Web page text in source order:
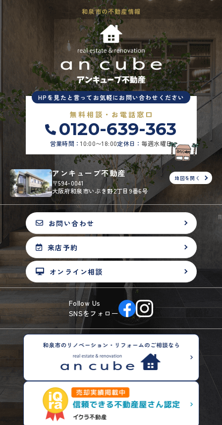
和泉市の不動産情報
HPを見たと言ってお気軽にお問い合わせください
無料相談・お電話窓口
0120-639-363
営業時間：10:00〜18:00定休日： 毎週水曜日
アンキューブ不動産
〒594-0041
大阪府和泉市いぶき野2丁目9番6号
地図を開く
お問い合わせ
来店予約
オンライン相談
Follow Us
SNSをフォロー